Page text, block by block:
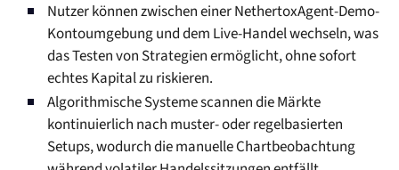
Nutzer können zwischen einer NethertoxAgent-Demo-
Kontoumgebung und dem Live-Handel wechseln, was
das Testen von Strategien ermöglicht, ohne sofort
echtes Kapital zu riskieren.
Algorithmische Systeme scannen die Märkte
kontinuierlich nach muster- oder regelbasierten
Setups, wodurch die manuelle Chartbeobachtung